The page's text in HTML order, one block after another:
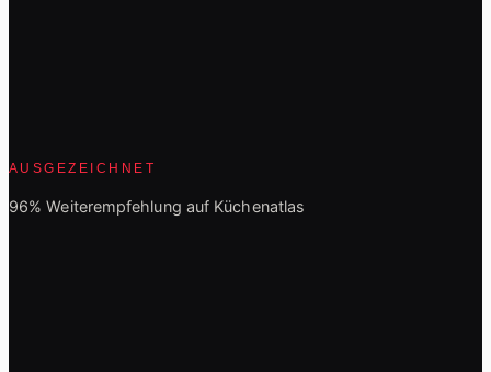
AUSGEZEICHNET
96% Weiterempfehlung auf Küchenatlas